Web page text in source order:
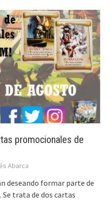
promocionales de
Abarca
deseando formar parte de
trata de dos cartas